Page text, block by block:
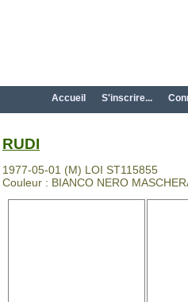
Accueil S'inscrire...
RUDI
1977-05-01 (M) LOI ST115855
Couleur : BIANCO NERO